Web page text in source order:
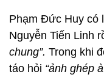
Phạm Đức Huy có
Nguyễn Tiến Linh
chung”. Trong khi
táo hỏi “ảnh ghép